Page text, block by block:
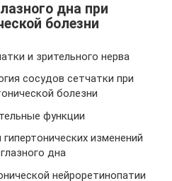
дна при
болезни
и зрительного нерва
сосудов сетчатки при
болезни
функции
изменений
глазного дна
нейроретинопатии